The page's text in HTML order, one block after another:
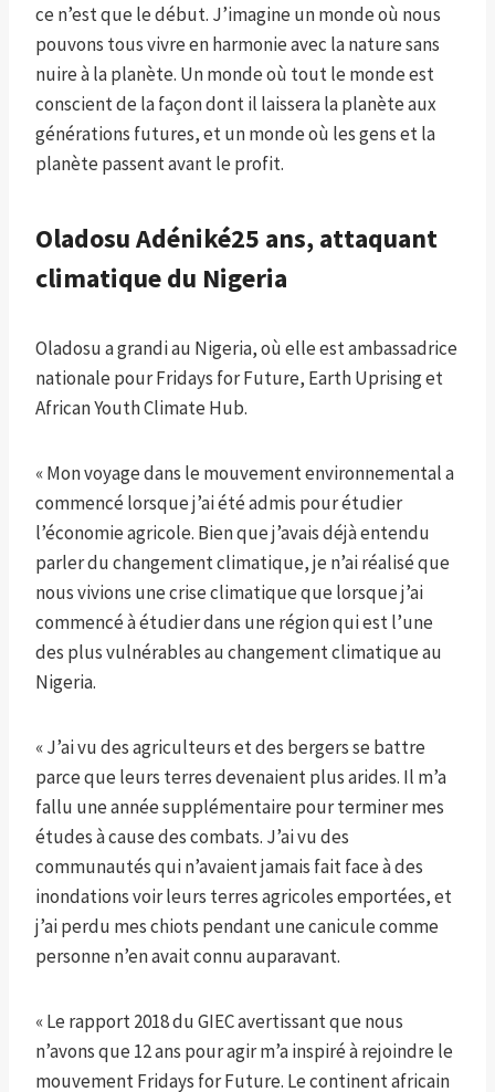
ce n’est que le début. J’imagine un monde où nous
pouvons tous vivre en harmonie avec la nature sans
nuire à la planète. Un monde où tout le monde est
conscient de la façon dont il laissera la planète aux
générations futures, et un monde où les gens et la
planète passent avant le profit.
Oladosu Adéniké25 ans, attaquant
climatique du Nigeria
Oladosu a grandi au Nigeria, où elle est ambassadrice
nationale pour Fridays for Future, Earth Uprising et
African Youth Climate Hub.
« Mon voyage dans le mouvement environnemental a
commencé lorsque j’ai été admis pour étudier
l’économie agricole. Bien que j’avais déjà entendu
parler du changement climatique, je n’ai réalisé que
nous vivions une crise climatique que lorsque j’ai
commencé à étudier dans une région qui est l’une
des plus vulnérables au changement climatique au
Nigeria.
« J’ai vu des agriculteurs et des bergers se battre
parce que leurs terres devenaient plus arides. Il m’a
fallu une année supplémentaire pour terminer mes
études à cause des combats. J’ai vu des
communautés qui n’avaient jamais fait face à des
inondations voir leurs terres agricoles emportées, et
j’ai perdu mes chiots pendant une canicule comme
personne n’en avait connu auparavant.
« Le rapport 2018 du GIEC avertissant que nous
n’avons que 12 ans pour agir m’a inspiré à rejoindre le
mouvement Fridays for Future. Le continent africain